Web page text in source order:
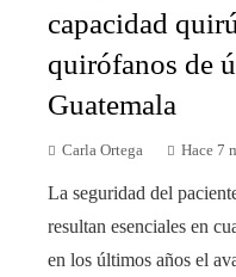
capacidad
quirófanos de
Guatemala
Carla Ortega Hace 7
La seguridad del
resultan esenciales en
en los últimos años el